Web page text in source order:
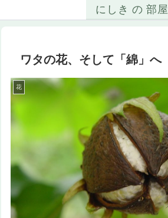
にしき の 部屋
ワタの花、そして「綿」へ
花